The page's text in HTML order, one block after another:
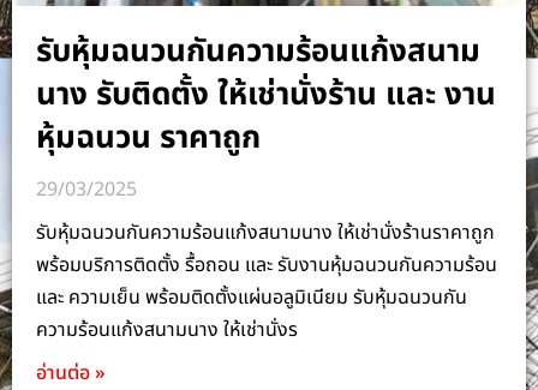
รับหุ้มฉนวนกันความร้อนแก้งสนาม
นาง รับติดตั้ง ให้เช่านั่งร้าน และ งาน
หุ้มฉนวน ราคาถูก
29/03/2025
รับหุ้มฉนวนกันความร้อนแก้งสนามนาง ให้เช่านั่งร้านราคาถูก
พร้อมบริการติดตั้ง รื้อถอน และ รับงานหุ้มฉนวนกันความร้อน
และ ความเย็น พร้อมติดตั้งแผ่นอลูมิเนียม รับหุ้มฉนวนกัน
ความร้อนแก้งสนามนาง ให้เช่านั่งร
อ่านต่อ »